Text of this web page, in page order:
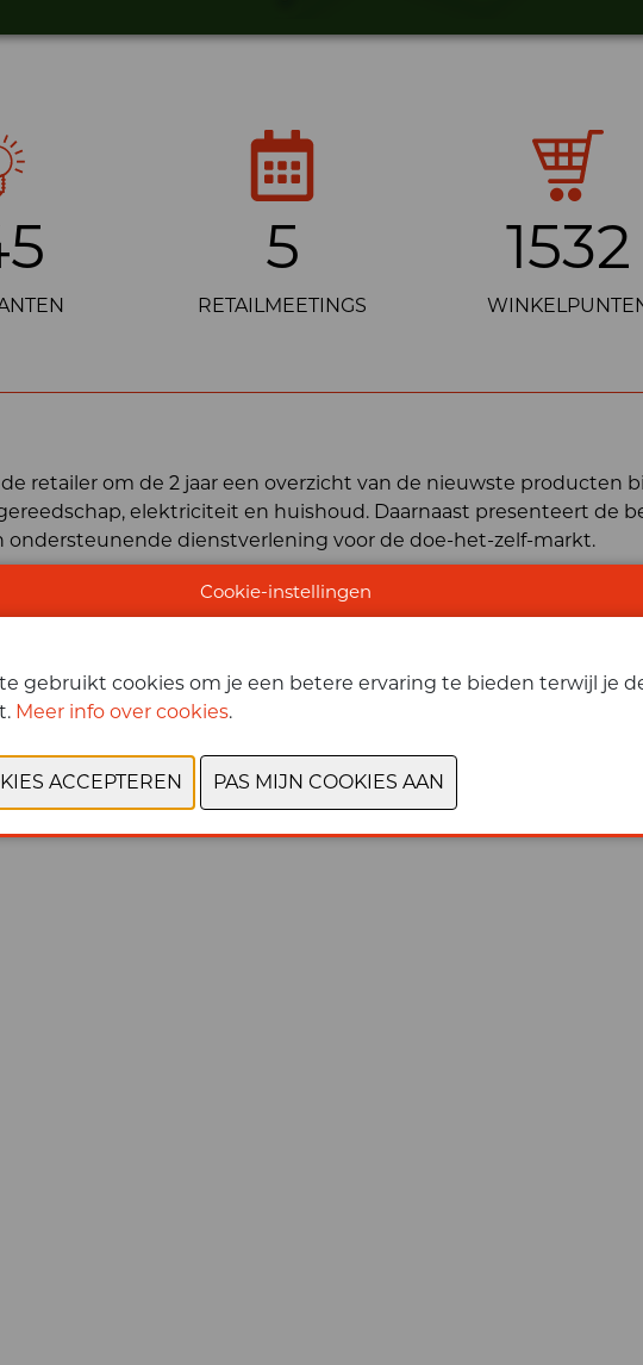
5
RETAILMEETINGS
1532
de retailer om de 2 jaar een overzicht van de nieuwste producten
elektriciteit en huishoud. Daarnaast presenteert de
ondersteunende dienstverlening voor de doe-het-zelf-markt.
deze content te zien. Pas uw cookie-instellingen aan om deze
Cookie-instellingen
gebruikt cookies om je een betere ervaring te bieden terwijl je
Meer info over cookies.